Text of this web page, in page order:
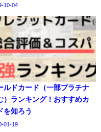
10-04
ルドカード（一部プラチナ
）ランキング！おすすめカ
を知ろう
01-19